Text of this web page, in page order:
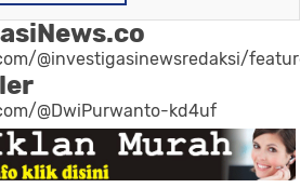
@investigasinewsredaksi/
@DwiPurwanto-kd4uf